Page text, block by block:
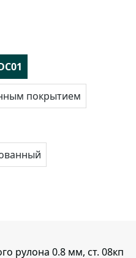
покрытием
рулона 0.8 мм, ст. 08кп